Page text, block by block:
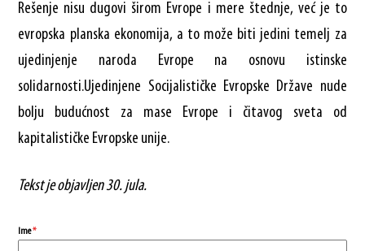
Rešenje nisu dugovi širom Evrope i mere štednje, već je to
evropska planska ekonomija, a to može biti jedini temelj za
ujedinjenje naroda Evrope na osnovu istinske
solidarnosti.Ujedinjene Socijalističke Evropske Države nude
bolju budućnost za mase Evrope i čitavog sveta od
kapitalističke Evropske unije.
Tekst je objavljen 30. jula.
Ime*